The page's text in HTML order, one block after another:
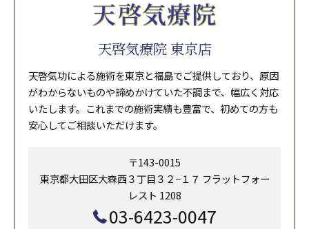
天啓気療院 東京店
天啓気功による施術を東京と福島でご提供しており、原因
がわからないものや諦めかけていた不調まで、幅広く対応
いたします。これまでの施術実績も豊富で、初めての方も
安心してご相談いただけます。
〒143-0015
東京都大田区大森西３丁目３２−１７ フラットフォー
レスト 1208
03-6423-0047